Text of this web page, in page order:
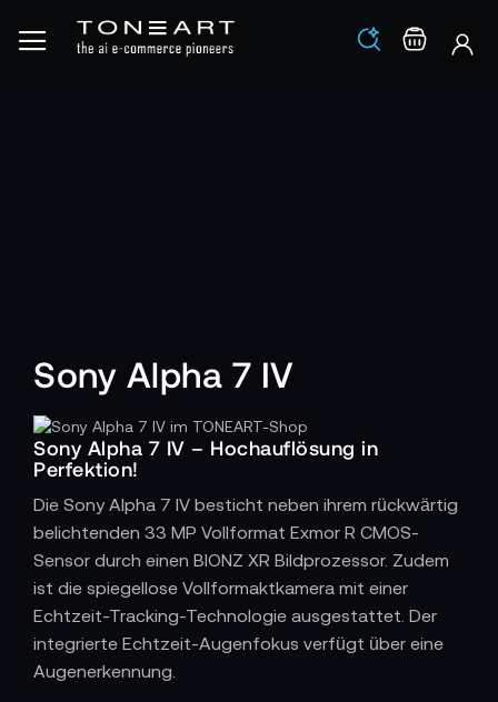
Los
Sony Alpha 7 IV
Sony Alpha 7 IV – Hochauflösung in
Perfektion!
Die Sony Alpha 7 IV besticht neben ihrem rückwärtig
belichtenden 33 MP Vollformat Exmor R CMOS-
Sensor durch einen BIONZ XR Bildprozessor. Zudem
ist die spiegellose Vollformaktkamera mit einer
Echtzeit-Tracking-Technologie ausgestattet. Der
integrierte Echtzeit-Augenfokus verfügt über eine
Augenerkennung.